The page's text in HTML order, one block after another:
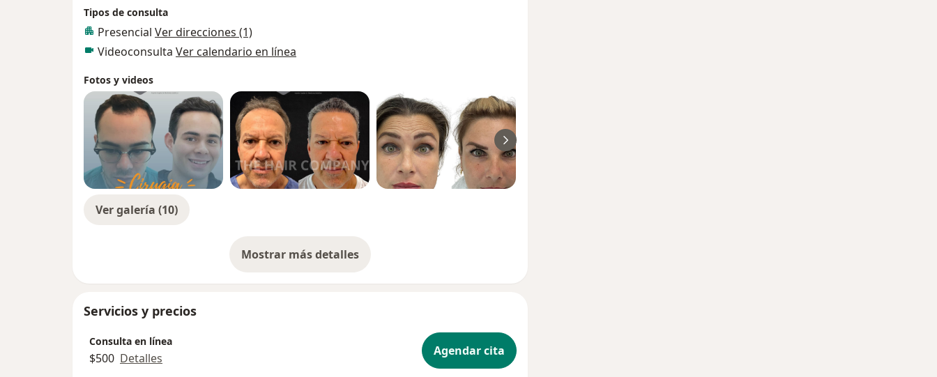
Tipos de consulta
Presencial Ver direcciones (1)
Videoconsulta Ver calendario en línea
Fotos y videos
Ver galería (10)
Mostrar más detalles
sobre la experiencia
Servicios y precios
Consulta en línea
$500 Detalles Agendar cita